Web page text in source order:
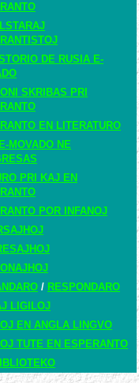
DE RUSIA E-
SKRIBAS PRI
EN LITERATURO
MOVADO NE
PRI KAJ EN
POR INFANOJ
/ RESPONDARO
LIGILOJ
EN ANGLA LINGVO
TUTE EN ESPERANTO